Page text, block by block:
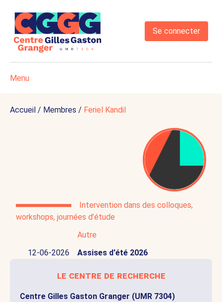
Se connecter
Menu
Accueil / Membres / Feriel Kandil
Intervention dans des colloques,
workshops, journées d’étude
Autre
12-06-2026
Assises d'été 2026
le centre de recherche
Centre Gilles Gaston Granger (UMR 7304)